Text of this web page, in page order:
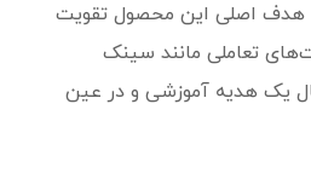
هدف اصلی این محصول تقویت
آشپزخانه دارای قابلیت‌های تعاملی مانند سینک
یک هدیه آموزشی و در عین